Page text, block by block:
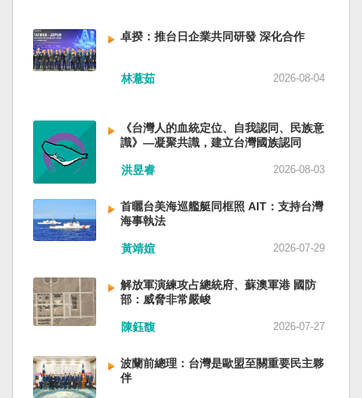
委鍾紹軍等。 黨政系統部分，前廣西政府主席藍
天立、前內蒙古政府主席王莉霞、前中國證監會
主席易會滿、前內蒙古黨委書記孫紹騁、前浙江
省委書記易煉紅、前應急管理部部長王祥喜、前
信部部長金壯龍、前中央軍民融合辦常務副主任
雷凡培，都是被不正常免職。 最新的河北黨書記
倪岳峰「另有任用」，應該是與德國之聲與紐約
時報披露張家口對海外人士動態控制平台被登錄
安？ （作者林保華為資深時事評論員）
卓揆：推台日企業共同研發 深化合作
林薏茹 2026-08-04
《台灣人的血統定位、自我認同、民族意
識》—凝聚共識，建立台灣國族認同
洪昱睿 2026-08-03
首曬台美海巡艦艇同框照 AIT：支持台灣
海事執法
黃靖媗 2026-07-29
解放軍演練攻占總統府、蘇澳軍港 國防
部：威脅非常嚴峻
陳鈺馥 2026-07-27
波蘭前總理：台灣是歐盟至關重要民主夥
伴